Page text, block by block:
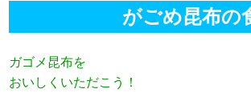
がごめ昆布の
ガゴメ昆布を
おいしくいただこう！